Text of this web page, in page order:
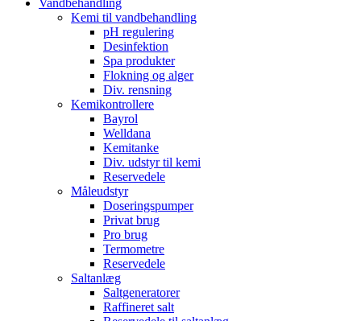
Vandbehandling
Kemi til vandbehandling
pH regulering
Desinfektion
Spa produkter
Flokning og alger
Div. rensning
Kemikontrollere
Bayrol
Welldana
Kemitanke
Div. udstyr til kemi
Reservedele
Måleudstyr
Doseringspumper
Privat brug
Pro brug
Termometre
Reservedele
Saltanlæg
Saltgeneratorer
Raffineret salt